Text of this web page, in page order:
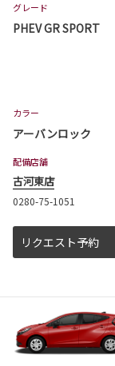
アクアが一部改良となり
アクアは茨城トヨタから。
2026-07-01
ハイランダー 発売
た。
取扱店舗は、日立店、水
くば学園の森店、古河店
ハイランダーは茨城トヨ
詳しくはこちら
カローラ クロスが
Z❝Adventure❞を発表
グレード
PHEV GR SPORT
カラー
アーバンロック
配備店舗
古河東店
0280-75-1051
リクエスト予約